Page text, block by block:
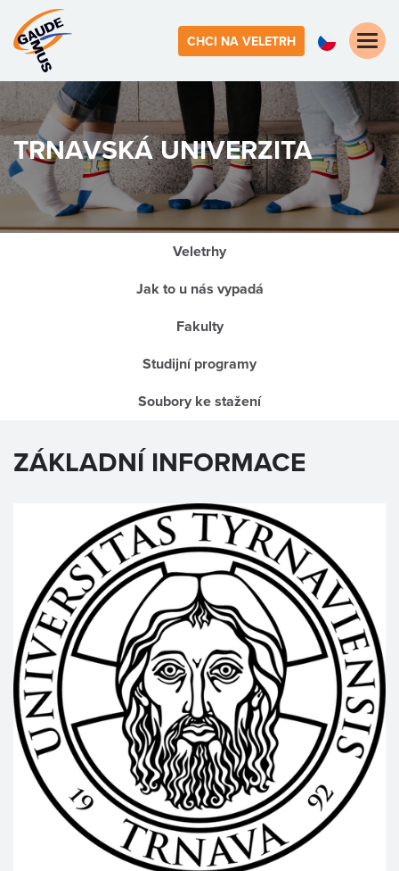
CHCI NA VELETRH
Toggle
TRNAVSKÁ UNIVERZITA
Veletrhy
Jak to u nás vypadá
Fakulty
Studijní programy
Soubory ke stažení
ZÁKLADNÍ INFORMACE